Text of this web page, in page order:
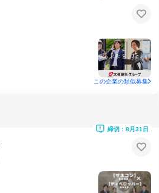
この企業の類似募集
締切：8月31日